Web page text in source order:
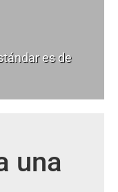
es de
una